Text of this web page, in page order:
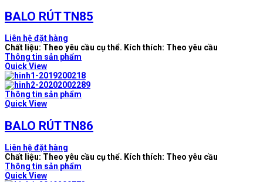
BALO RÚT TN85
Liên hệ đặt hàng
Chất liệu: Theo yêu cầu cụ thể. Kích thích: Theo yêu cầu
Thông tin sản phẩm
Quick View
Thông tin sản phẩm
Quick View
BALO RÚT TN86
Liên hệ đặt hàng
Chất liệu: Theo yêu cầu cụ thể. Kích thích: Theo yêu cầu
Thông tin sản phẩm
Quick View